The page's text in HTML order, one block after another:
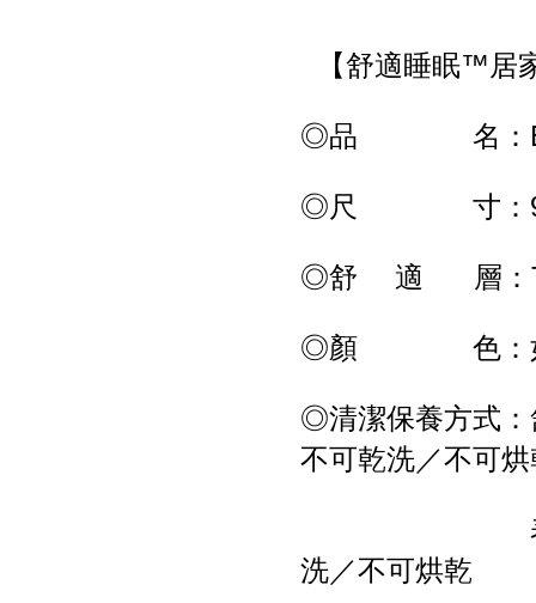
【舒適睡眠™居
◎品 名：
◎尺 寸：
◎舒 適 層：
◎顏 色：
◎清潔保養方式：
不可乾洗／不可烘
表布-可水
洗／不可烘乾